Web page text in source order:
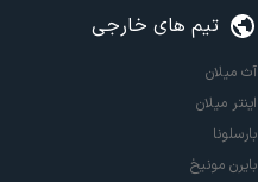
تیم های خارجی
آث میلان
اینتر میلان
بارسلونا
بایرن مونیخ